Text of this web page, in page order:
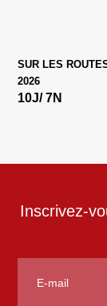
SUR LES
2026
10J/7N
Inscrivez-